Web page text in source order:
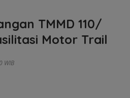
TMMD 110/
Motor Trail
WIB